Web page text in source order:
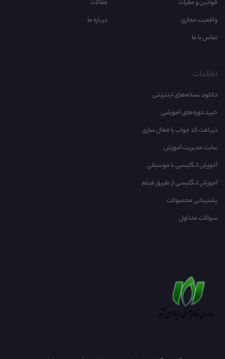
قوانین و مقرات
مقالات
واقعیت مجازی
درباره ما
تماس با ما
اطلاعات
دانلود نسخه‌های اینترنتی
خرید دوره‌های آموزشی
دریافت کد جواب یا فعال سازی
سایت مدیریت آموزش
آموزش انگلیسی با موسیقی‌
آموزش انگلیسی از طریق فیلم
پشتیبانی محصولات
سوالات متداول